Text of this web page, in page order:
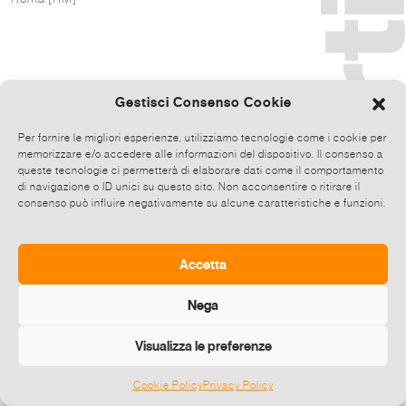
Gestisci Consenso Cookie
Per fornire le migliori esperienze, utilizziamo tecnologie come i cookie per
memorizzare e/o accedere alle informazioni del dispositivo. Il consenso a
queste tecnologie ci permetterà di elaborare dati come il comportamento
di navigazione o ID unici su questo sito. Non acconsentire o ritirare il
consenso può influire negativamente su alcune caratteristiche e funzioni.
Accetta
Nega
Visualizza le preferenze
Cookie PolicyPrivacy Policy
©2026 E-zine